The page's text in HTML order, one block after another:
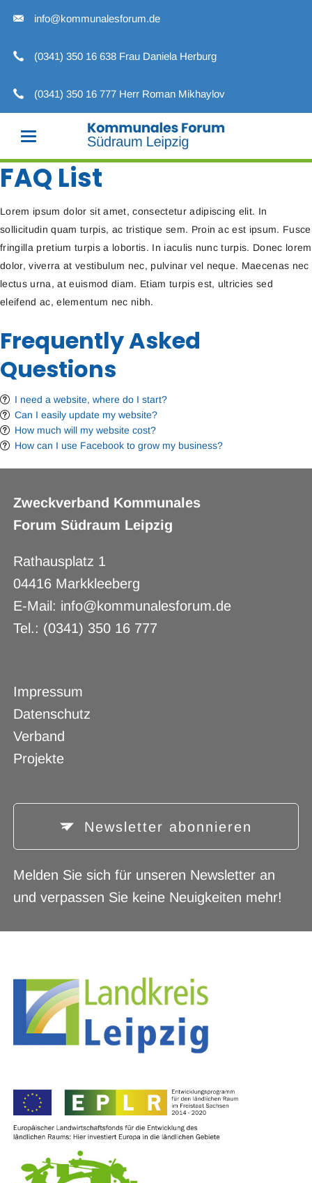
info@kommunalesforum.de
(0341) 350 16 638 Frau Daniela Herburg
(0341) 350 16 777 Herr Roman Mikhaylov
FAQ List
Lorem ipsum dolor sit amet, consectetur adipiscing elit. In
sollicitudin quam turpis, ac tristique sem. Proin ac est ipsum. Fusce
fringilla pretium turpis a lobortis. In iaculis nunc turpis. Donec lorem
dolor, viverra at vestibulum nec, pulvinar vel neque. Maecenas nec
lectus urna, at euismod diam. Etiam turpis est, ultricies sed
eleifend ac, elementum nec nibh.
Frequently Asked
Questions
I need a website, where do I start?
Can I easily update my website?
How much will my website cost?
How can I use Facebook to grow my business?
Zweckverband Kommunales
Forum Südraum Leipzig
Rathausplatz 1
04416 Markkleeberg
E-Mail: info@kommunalesforum.de
Tel.: (0341) 350 16 777
Navigation
überspringen
Impressum
Datenschutz
Verband
Projekte
Newsletter abonnieren
Melden Sie sich für unseren Newsletter an
und verpassen Sie keine Neuigkeiten mehr!